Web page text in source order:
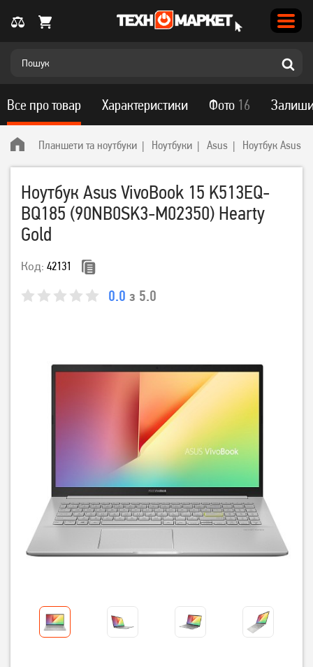
Планшети та ноутбуки Ноутбуки Asus Ноутбук Asus
Ноутбук Asus VivoBook 15 K513EQ-
BQ185 (90NB0SK3-M02350) Hearty
Gold
Код: 42131
0.0 з 5.0
Все про товар Характеристики Фото 16